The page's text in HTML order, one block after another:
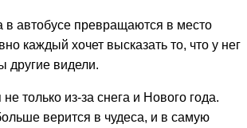
в автобусе превращаются в место
каждый хочет высказать то, что у него
другие видели.
только из-за снега и Нового года.
верится в чудеса, и в самую